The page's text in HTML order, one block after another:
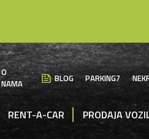
O
NAMA
NewsBLOG PARKING7
RENT-A-CAR PRODAJA